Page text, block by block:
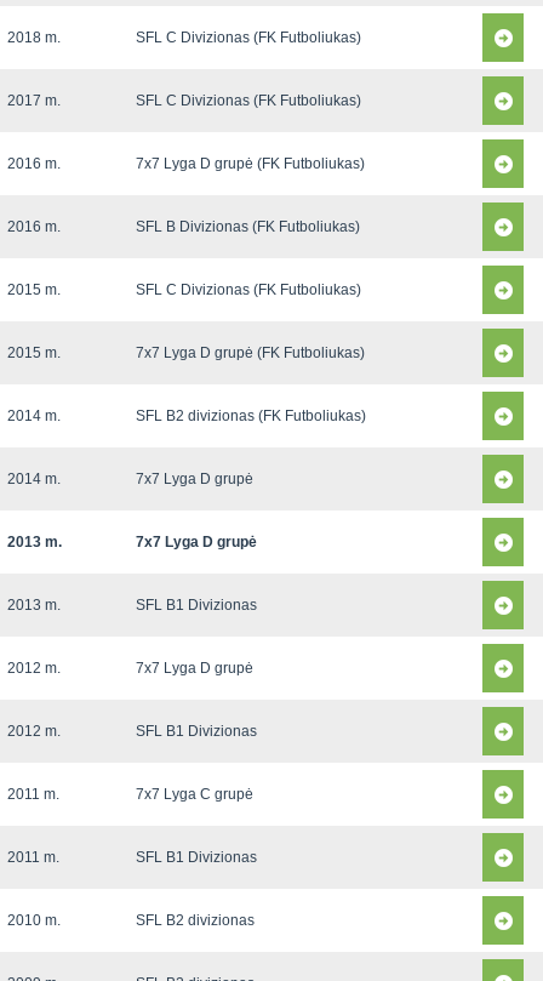
2018 m. SFL C Divizionas (FK Futboliukas)
2017 m. SFL C Divizionas (FK Futboliukas)
2016 m. 7x7 Lyga D grupė (FK Futboliukas)
2016 m. SFL B Divizionas (FK Futboliukas)
2015 m. SFL C Divizionas (FK Futboliukas)
2015 m. 7x7 Lyga D grupė (FK Futboliukas)
2014 m. SFL B2 divizionas (FK Futboliukas)
2014 m. 7x7 Lyga D grupė
2013 m. 7x7 Lyga D grupė
2013 m. SFL B1 Divizionas
2012 m. 7x7 Lyga D grupė
2012 m. SFL B1 Divizionas
2011 m. 7x7 Lyga C grupė
2011 m. SFL B1 Divizionas
2010 m. SFL B2 divizionas